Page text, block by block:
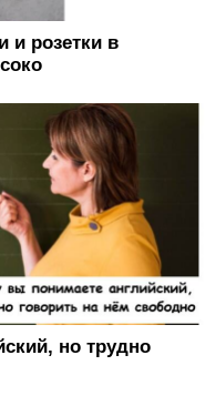
и розетки в
но трудно